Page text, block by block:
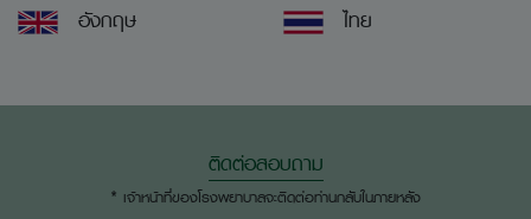
อังกฤษ
ไทย
ติดต่อสอบถาม
* เจ้าหน้าที่ของโรงพยาบาลจะติดต่อท่านกลับในภายหลัง